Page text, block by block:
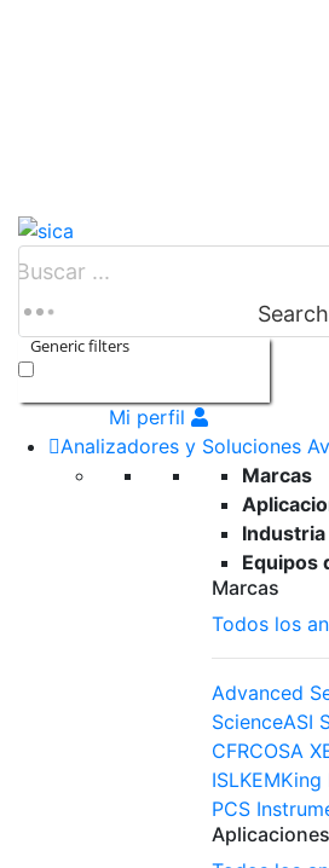
Search
Generic filters
Mi perfil
Analizadores y Soluciones
Marcas
Industria
Equipos
Marcas
Todos los
Advanced
ScienceASI
CFRCOSA
ISLKEMKing
PCS
Aplicaciones